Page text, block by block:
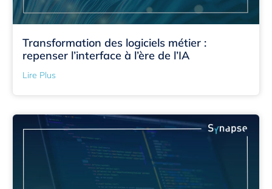
Transformation des logiciels métier :
repenser l’interface à l’ère de l’IA
Lire Plus